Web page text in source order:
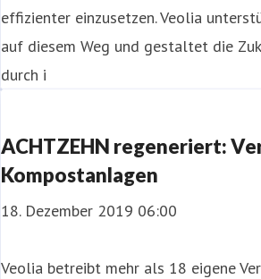
effizienter einzusetzen. Veolia
auf diesem Weg und gestaltet die
durch i
ACHTZEHN regeneriert:
Kompostanlagen
18. Dezember 2019 06:00
Veolia betreibt mehr als 18 eigene